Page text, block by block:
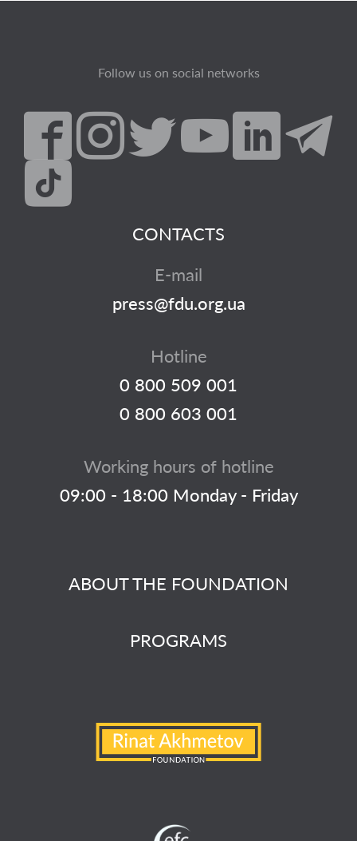
Follow us on social networks
ABOUT THE FOUNDATION
PROGRAMS
CONTACTS
E-mail
press@fdu.org.ua
Hotline
0 800 509 001
0 800 603 001
Working hours of hotline
09:00 - 18:00 Monday - Friday